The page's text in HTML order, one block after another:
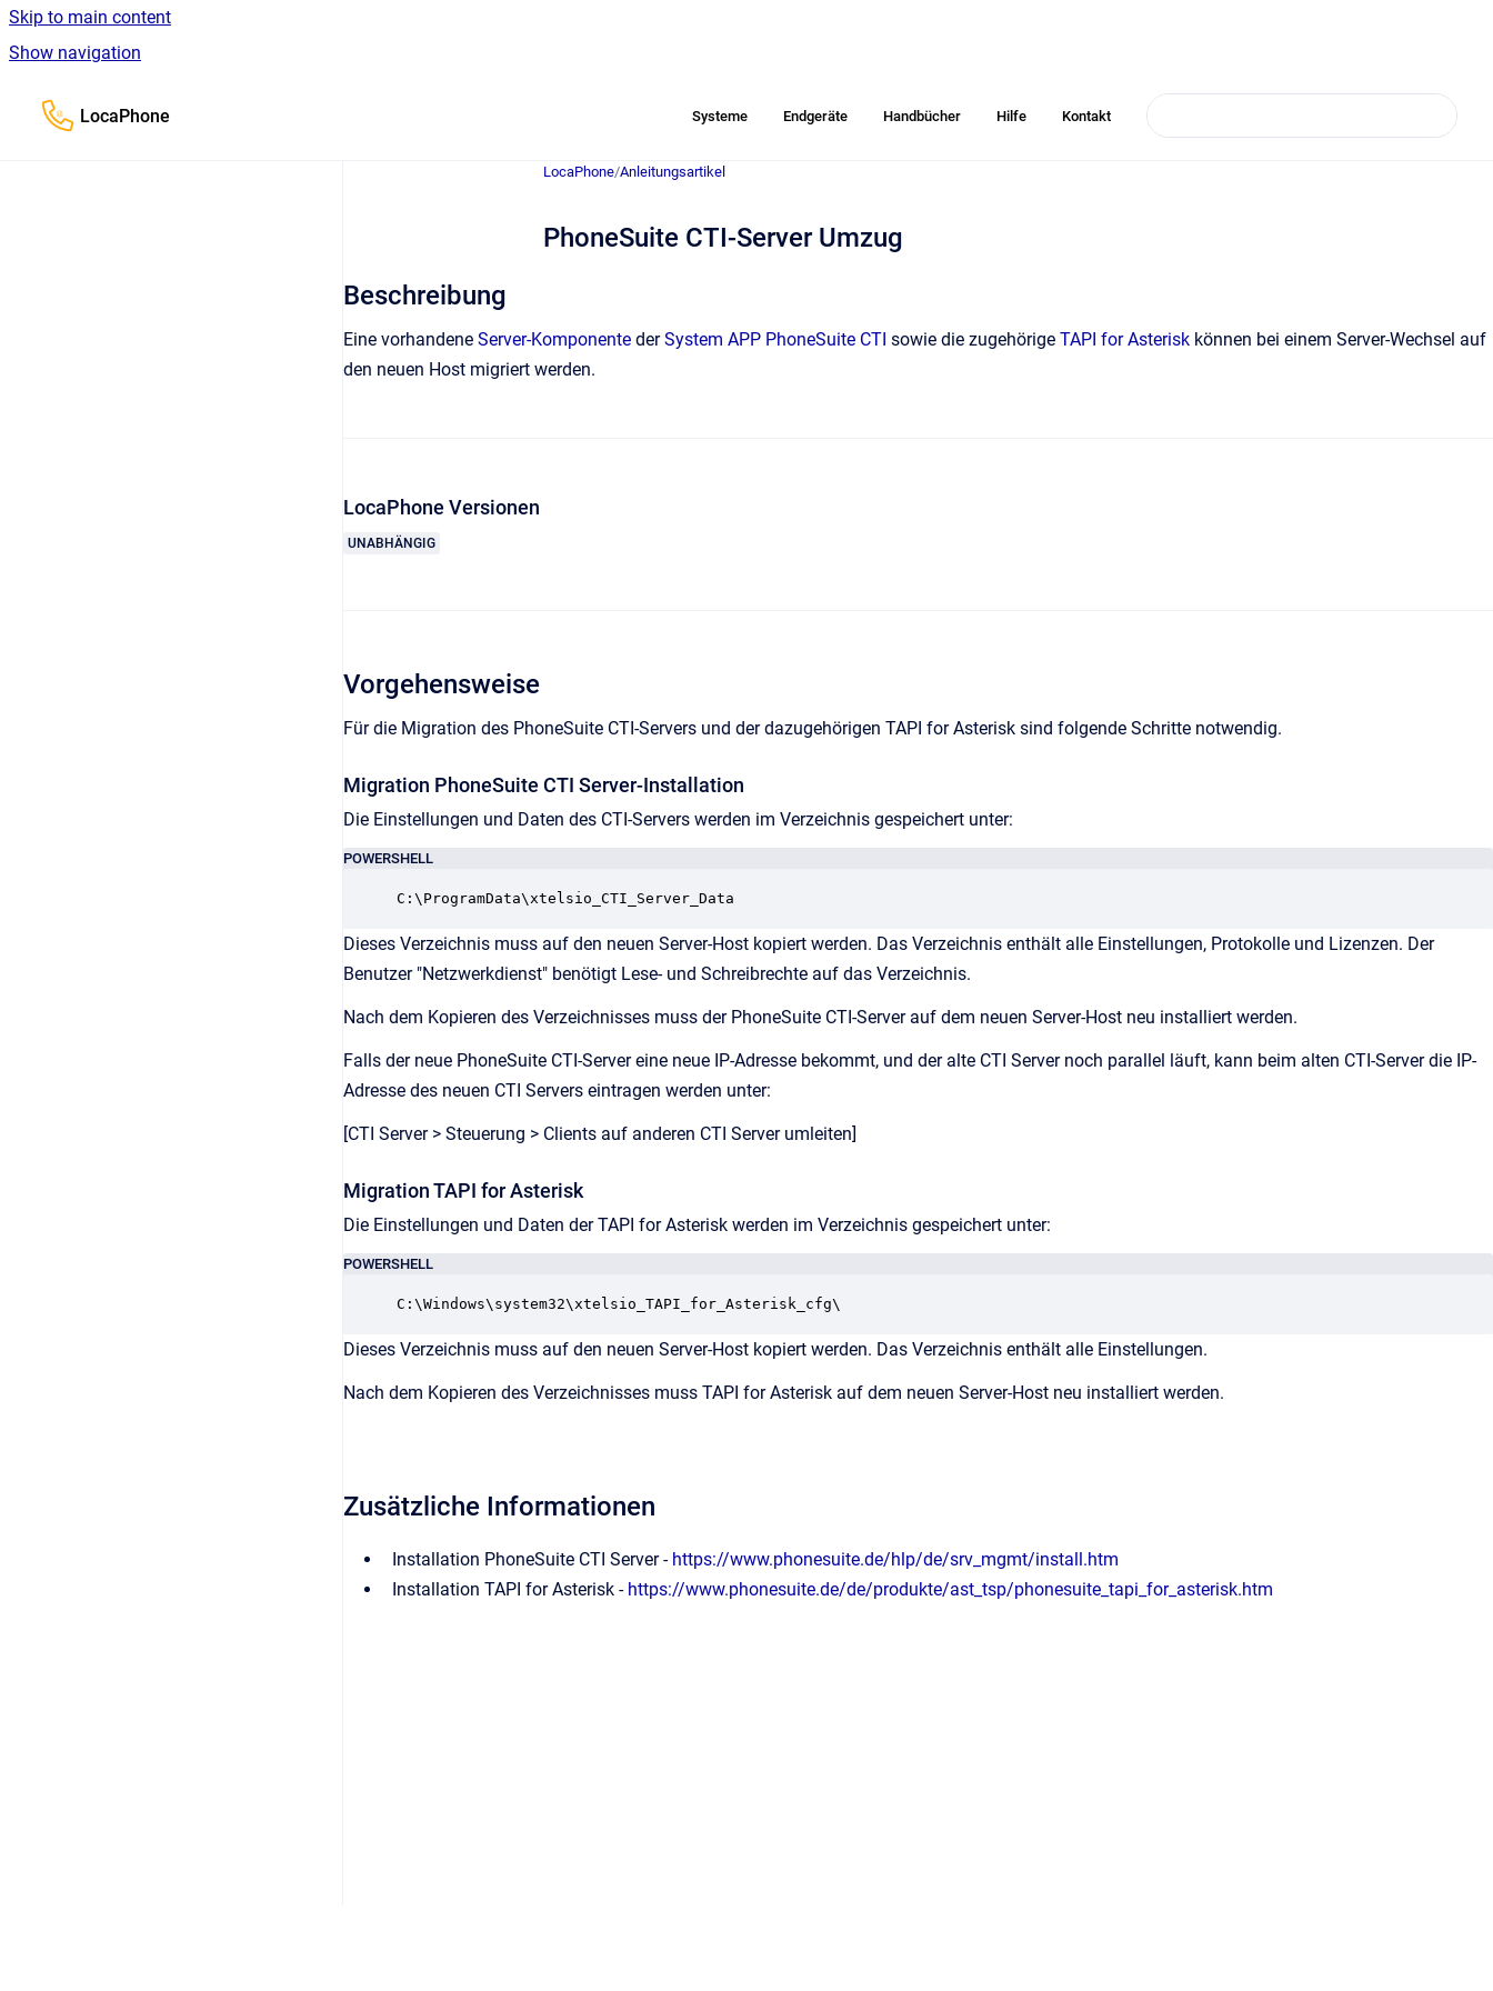
Skip to main content
Show navigation
LocaPhone Systeme Endgeräte Handbücher Hilfe Kontakt
LocaPhone/Anleitungsartikel
PhoneSuite CTI-Server Umzug
Beschreibung
Eine vorhandene Server-Komponente derSystem APP PhoneSuite CTI sowie die zugehörige TAPI for Asterisk können bei einem Server-Wechsel auf
den neuen Host migriert werden.
LocaPhone Versionen
UNABHÄNGIG
Vorgehensweise
Für die Migration des PhoneSuite CTI-Servers und der dazugehörigen TAPI for Asterisk sind folgende Schritte notwendig.
Migration PhoneSuite CTI Server-Installation
Die Einstellungen und Daten des CTI-Servers werden im Verzeichnis gespeichert unter:
POWERSHELL
C:\ProgramData\xtelsio_CTI_Server_Data
Dieses Verzeichnis muss auf den neuen Server-Host kopiert werden. Das Verzeichnis enthält alle Einstellungen, Protokolle und Lizenzen. Der
Benutzer "Netzwerkdienst" benötigt Lese- und Schreibrechte auf das Verzeichnis.
Nach dem Kopieren des Verzeichnisses muss der PhoneSuite CTI-Server auf dem neuen Server-Host neu installiert werden.
Falls der neue PhoneSuite CTI-Server eine neue IP-Adresse bekommt, und der alte CTI Server noch parallel läuft, kann beim alten CTI-Server die IP-
Adresse des neuen CTI Servers eintragen werden unter:
[CTI Server > Steuerung > Clients auf anderen CTI Server umleiten]
Migration TAPI for Asterisk
Die Einstellungen und Daten der TAPI for Asterisk werden im Verzeichnis gespeichert unter:
POWERSHELL
C:\Windows\system32\xtelsio_TAPI_for_Asterisk_cfg\
Dieses Verzeichnis muss auf den neuen Server-Host kopiert werden. Das Verzeichnis enthält alle Einstellungen.
Nach dem Kopieren des Verzeichnisses muss TAPI for Asterisk auf dem neuen Server-Host neu installiert werden.
Zusätzliche Informationen
Installation PhoneSuite CTI Server - https://www.phonesuite.de/hlp/de/srv_mgmt/install.htm
Installation TAPI for Asterisk - https://www.phonesuite.de/de/produkte/ast_tsp/phonesuite_tapi_for_asterisk.htm